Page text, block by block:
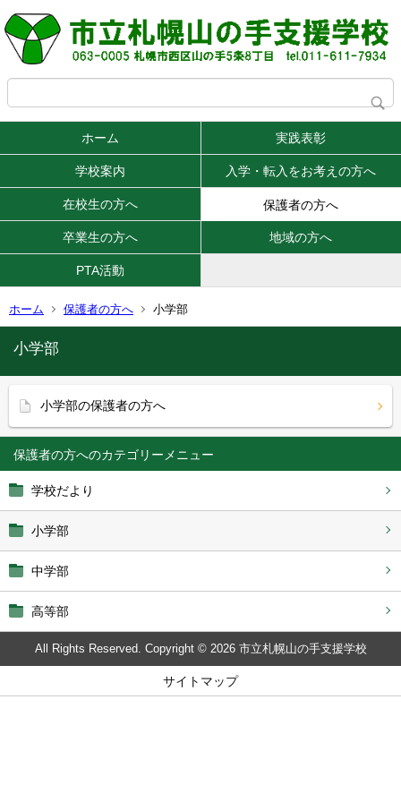
ホーム 実践表彰
学校案内 入学・転入をお考えの方へ
在校生の方へ 保護者の方へ
卒業生の方へ 地域の方へ
PTA活動
ホーム 保護者の方へ 小学部
保護者の方へ
学校だより
小学部
中学部
高等部
小学部
小学部の保護者の方へ
All Rights Reserved. Copyright © 2026 市立札幌山の手支援学校
サイトマップ